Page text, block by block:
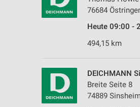
76684
Heute 09:00 -
494,15 km
DEICHMANN
Breite Seite 8
74889 Sinsheim